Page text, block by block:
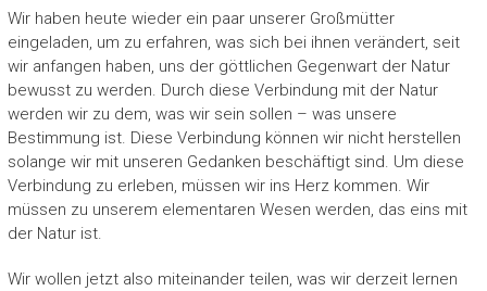
Wir haben heute wieder ein paar unserer Großmütter
eingeladen, um zu erfahren, was sich bei ihnen verändert, seit
wir anfangen haben, uns der göttlichen Gegenwart der Natur
bewusst zu werden. Durch diese Verbindung mit der Natur
werden wir zu dem, was wir sein sollen – was unsere
Bestimmung ist. Diese Verbindung können wir nicht herstellen
solange wir mit unseren Gedanken beschäftigt sind. Um diese
Verbindung zu erleben, müssen wir ins Herz kommen. Wir
müssen zu unserem elementaren Wesen werden, das eins mit
der Natur ist.
Wir wollen jetzt also miteinander teilen, was wir derzeit lernen